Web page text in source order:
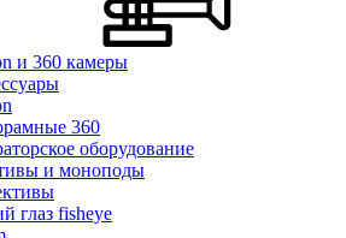
и 360 камеры
360
оборудование
и моноподы
глаз fisheye